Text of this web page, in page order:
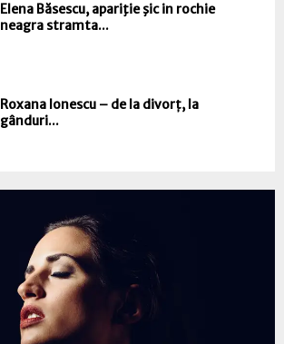
Elena Băsescu, apariţie şic in rochie
neagra stramta...
Roxana Ionescu – de la divorț, la
gânduri...